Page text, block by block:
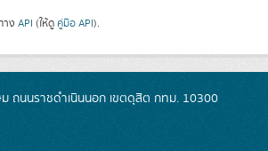
ง API (ให้ดู คู่มือ API).
ถนนราชดำเนินนอก เขตดุสิต กทม. 10300